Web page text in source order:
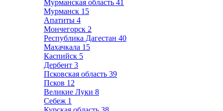
Мурманская область 41
Мурманск 15
Апатиты 4
Мончегорск 2
Республика Дагестан 40
Махачкала 15
Каспийск 5
Дербент 3
Псковская область 39
Псков 12
Великие Луки 8
Себеж 1